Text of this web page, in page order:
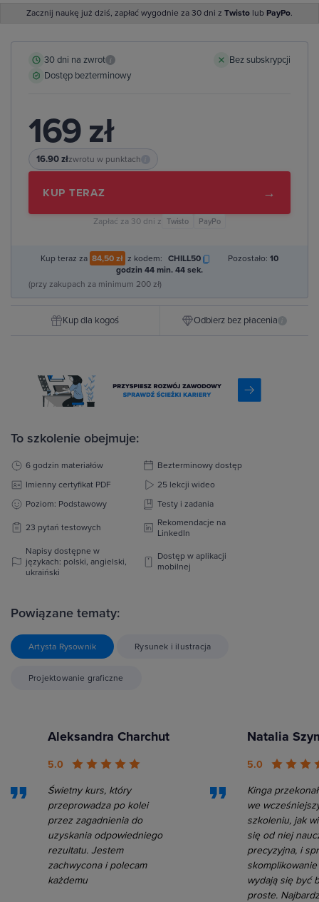
Zacznij naukę już dziś, zapłać wygodnie za 30 dni z Twisto lub PayPo.
30 dni na zwrot i
Bez subskrypcji
Dostęp bezterminowy
169 zł
16.90 złzwrotu w punktach
KUP TERAZ →
Zapłać za 30 dni z Twisto PayPo
Kup teraz za 84,50 zł z kodem: CHILL50 Pozostało: 10
godzin 44 min. 43 sek.
(przy zakupach za minimum 200 zł)
Kup dla kogoś Odbierz bez płacenia i
To szkolenie obejmuje:
6 godzin materiałów
Bezterminowy dostęp
Imienny certyfikat PDF
25 lekcji wideo
Poziom: Podstawowy
Testy i zadania
23 pytań testowych
Rekomendacje na
LinkedIn
Napisy dostępne w
językach: polski, angielski,
ukraiński
Dostęp w aplikacji
mobilnej
Powiązane tematy:
Artysta Rysownik Rysunek i ilustracja
Projektowanie graficzne
Aleksandra Charchut
5.0
Świetny kurs, który
przeprowadza po kolei
przez zagadnienia do
uzyskania odpowiedniego
rezultatu. Jestem
zachwycona i polecam
każdemu
Natalia
5.0
Kinga
we
szkoleniu, jak
się od niej
precyzyjna, i
wydają się być
proste.